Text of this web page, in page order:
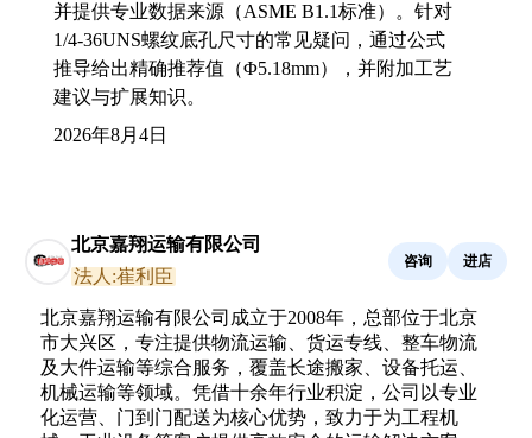
并提供专业数据来源（ASME B1.1标准）。针对
1/4-36UNS螺纹底孔尺寸的常见疑问，通过公式
推导给出精确推荐值（Φ5.18mm），并附加工艺
建议与扩展知识。
2026年8月4日
北京嘉翔运输有限公司
法人:崔利臣
咨询 进店
北京嘉翔运输有限公司成立于2008年，总部位于北京
市大兴区，专注提供物流运输、货运专线、整车物流
及大件运输等综合服务，覆盖长途搬家、设备托运、
机械运输等领域。凭借十余年行业积淀，公司以专业
化运营、门到门配送为核心优势，致力于为工程机